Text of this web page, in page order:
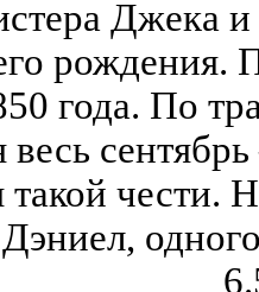
Джека и
рождения.
года. По
весь
чести.